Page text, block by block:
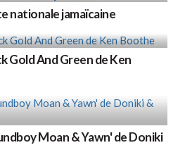
nationale jamaïcaine
Gold And Green de Ken
Moan & Yawn' de Doniki